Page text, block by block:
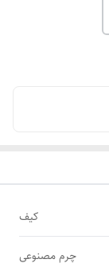
کیف
چرم مصنوعی